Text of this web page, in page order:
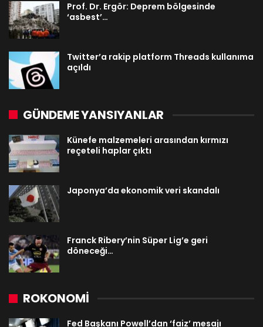
Prof. Dr. Ergör: Deprem bölgesinde
‘asbest’…
Twitter’a rakip platform Threads kullanıma
açıldı
GÜNDEME YANSIYANLAR
Künefe malzemeleri arasından kırmızı
reçeteli haplar çıktı
Japonya’da ekonomik veri skandalı
Franck Ribery’nin Süper Lig’e geri
döneceği…
ROKONOMİ
Fed Başkanı Powell’dan ‘faiz’ mesajı